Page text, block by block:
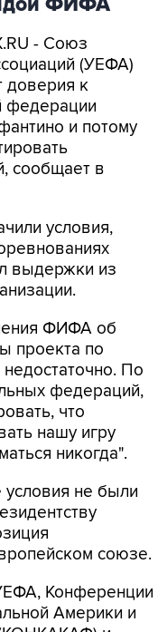
- Союз
(УЕФА)
доверия к
федерации
и потому
сообщает в
условия,
выдержки из
ФИФА об
проекта по
По
федераций,
что
нашу игру
никогда".
не были
союзе.
Конференции
Америки и